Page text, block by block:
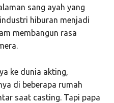
sang ayah yang
hiburan menjadi
membangun rasa
ke dunia akting,
di beberapa rumah
saat casting. Tapi papa